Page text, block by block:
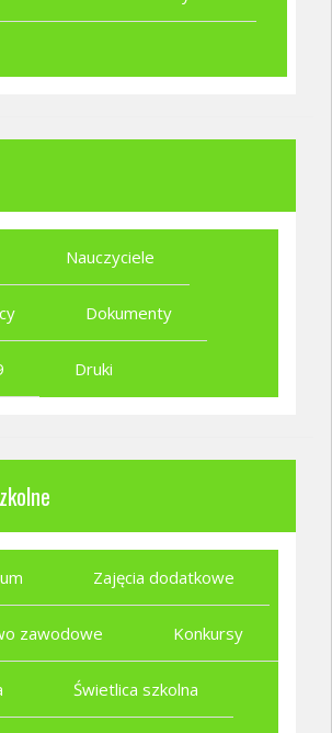
Nauczyciele
Dokumenty
Druki
Zajęcia dodatkowe
zawodowe Konkursy
Świetlica szkolna